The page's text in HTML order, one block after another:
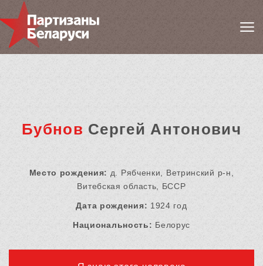
Бубнов Сергей Антонович
Место рождения: д. Рябченки, Ветринский р-н,
Витебская область, БССР
Дата рождения: 1924 год
Национальность: Белорус